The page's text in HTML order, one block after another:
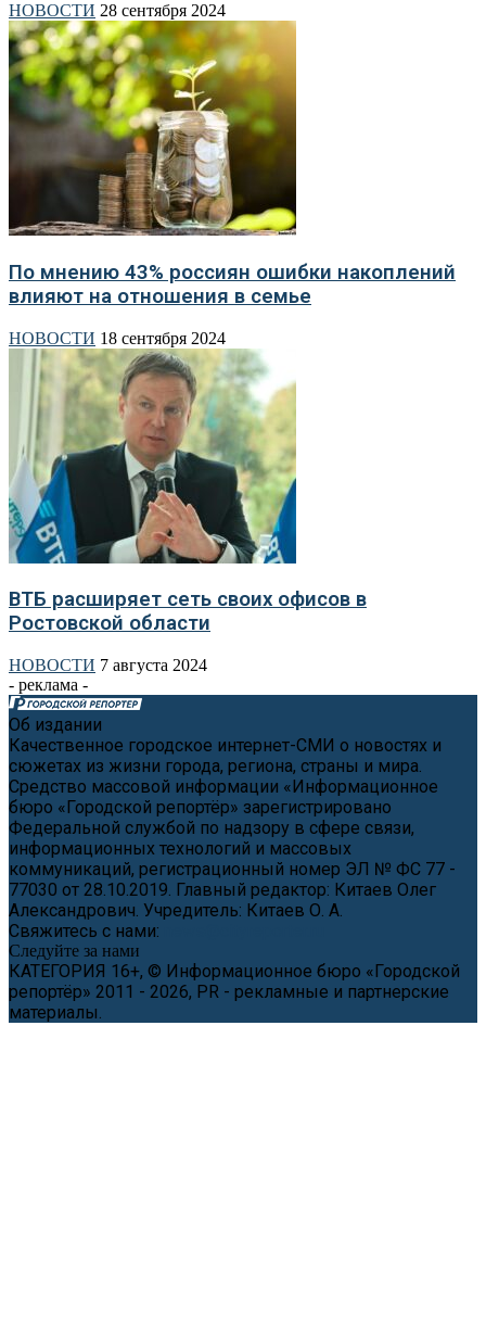
НОВОСТИ 28 сентября 2024
По мнению 43% россиян ошибки накоплений
влияют на отношения в семье
НОВОСТИ 18 сентября 2024
ВТБ расширяет сеть своих офисов в
Ростовской области
НОВОСТИ 7 августа 2024
- реклама -
Об издании
Качественное городское интернет-СМИ о новостях и
сюжетах из жизни города, региона, страны и мира.
Средство массовой информации «Информационное
бюро «Городской репортёр» зарегистрировано
Федеральной службой по надзору в сфере связи,
информационных технологий и массовых
коммуникаций, регистрационный номер ЭЛ № ФС 77 -
77030 от 28.10.2019. Главный редактор: Китаев Олег
Александрович. Учредитель: Китаев О. А.
Свяжитесь с нами:
Следуйте за нами
КАТЕГОРИЯ 16+, © Информационное бюро «Городской
репортёр» 2011 - 2026, PR - рекламные и партнерские
материалы.